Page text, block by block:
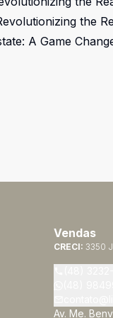
the
A Game
Vendas
CRECI: 3350 J
Av. Me.